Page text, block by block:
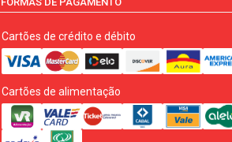
Cartões de crédito e débito
Cartões de alimentação